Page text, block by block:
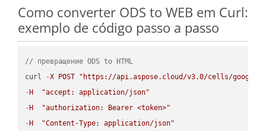
Como converter ODS to WEB em Curl:
exemplo de código passo a passo
// превращение ODS to HTML
curl
-X POST
"https://api.aspose.cloud/v3.0/cells/
- H
"accept: application/json"
- H
"authorization: Bearer <token>"
- H
"Content-Type: application/json"